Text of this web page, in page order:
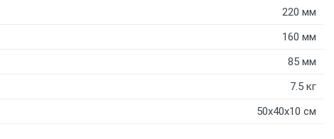
220 мм
160 мм
85 мм
7.5 кг
50x40x10 см